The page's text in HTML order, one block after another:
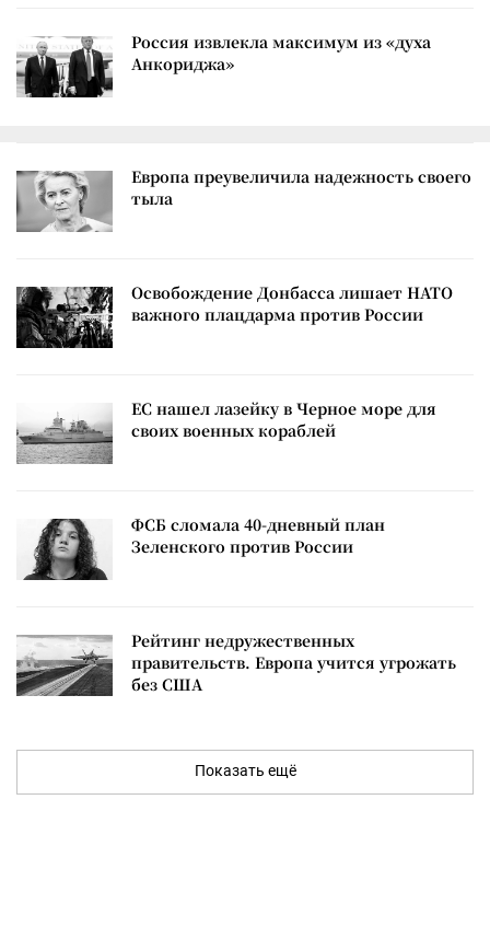
Россия извлекла максимум из «духа
Анкориджа»
Европа преувеличила надежность своего
тыла
Освобождение Донбасса лишает НАТО
важного плацдарма против России
ЕС нашел лазейку в Черное море для
своих военных кораблей
ФСБ сломала 40-дневный план
Зеленского против России
Рейтинг недружественных
правительств. Европа учится угрожать
без США
Показать ещё